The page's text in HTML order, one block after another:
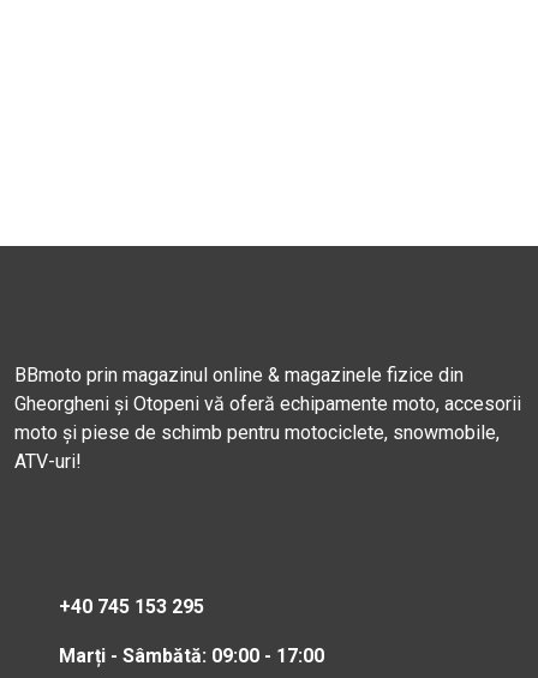
BBmoto prin magazinul online & magazinele fizice din
Gheorgheni și Otopeni vă oferă echipamente moto, accesorii
moto și piese de schimb pentru motociclete, snowmobile,
ATV-uri!
+40 745 153 295
Marți - Sâmbătă: 09:00 - 17:00